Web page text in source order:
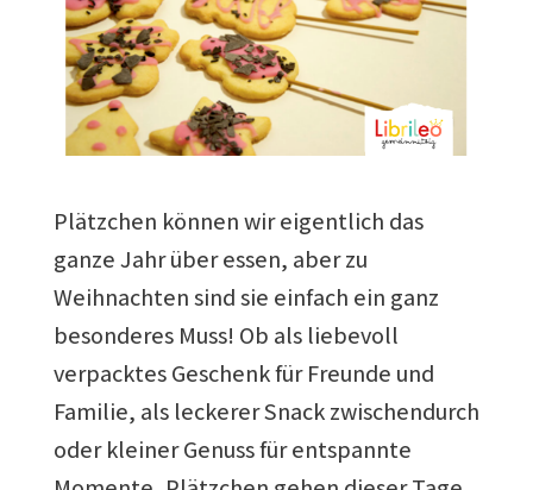
Plätzchen können wir eigentlich das
ganze Jahr über essen, aber zu
Weihnachten sind sie einfach ein ganz
besonderes Muss! Ob als liebevoll
verpacktes Geschenk für Freunde und
Familie, als leckerer Snack zwischendurch
oder kleiner Genuss für entspannte